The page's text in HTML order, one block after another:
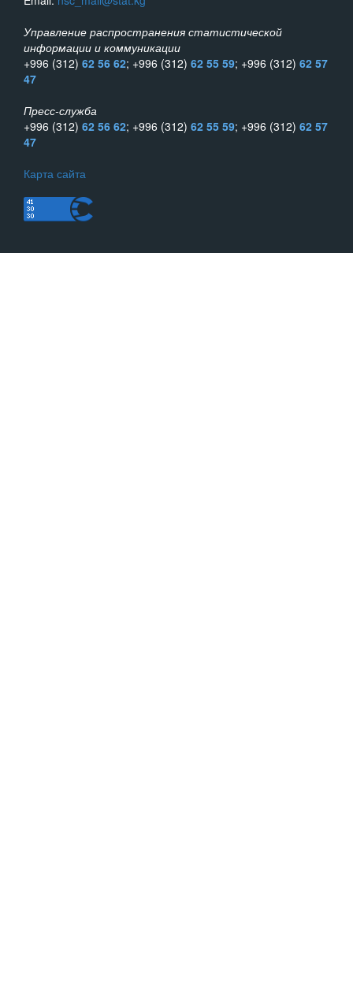
Управление распространения статистической
информации и коммуникации
+996 (312) 62 56 62; +996 (312) 62 55 59; +996 (312) 62 57
47
Пресс-служба
+996 (312) 62 56 62; +996 (312) 62 55 59; +996 (312) 62 57
47
Карта сайта